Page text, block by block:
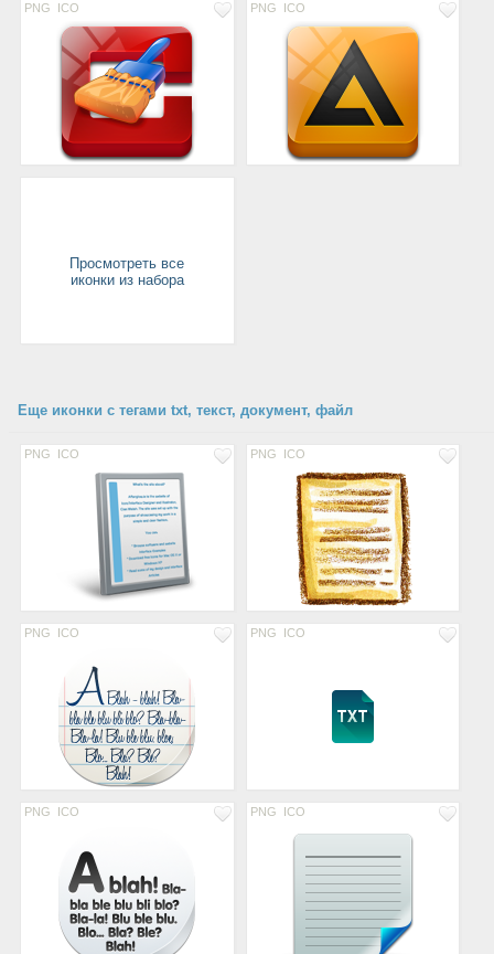
PNG ICO PNG ICO
Просмотреть все
иконки из набора
Еще иконки с тегами txt, текст, документ, файл
PNG ICO PNG ICO
PNG ICO PNG ICO
PNG ICO PNG ICO